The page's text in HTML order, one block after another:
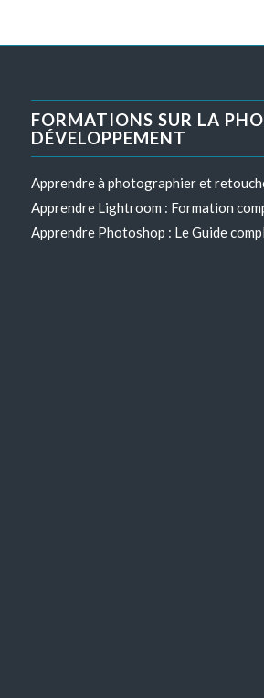
FORMATIONS SUR LA
DÉVELOPPEMENT
Apprendre à photographier et
Apprendre Lightroom : Formation
Apprendre Photoshop : Le Guide